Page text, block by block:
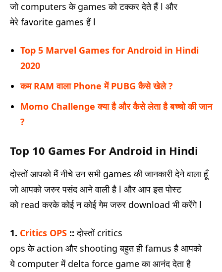
जो computers के games को टक्कर देते हैं l और
मेरे favorite games हैं l
Top 5 Marvel Games for Android in Hindi
2020
कम RAM वाला Phone में PUBG कैसे खेले ?
Momo Challenge क्या है और कैसे लेता है बच्चो की जान
?
Top 10 Games For Android in Hindi
दोस्तों आपको मैं नीचे उन सभी games की जानकारी देने वाला हूँ
जो आपको जरुर पसंद आने वाली है l और आप इस पोस्ट
को read करके कोई न कोई गेम जरुर download भी करेंगे l
1. Critics OPS ::दोस्तों critics
ops के action और shooting बहुत ही famus है आपको
ये computer में delta force game का आनंद देता है